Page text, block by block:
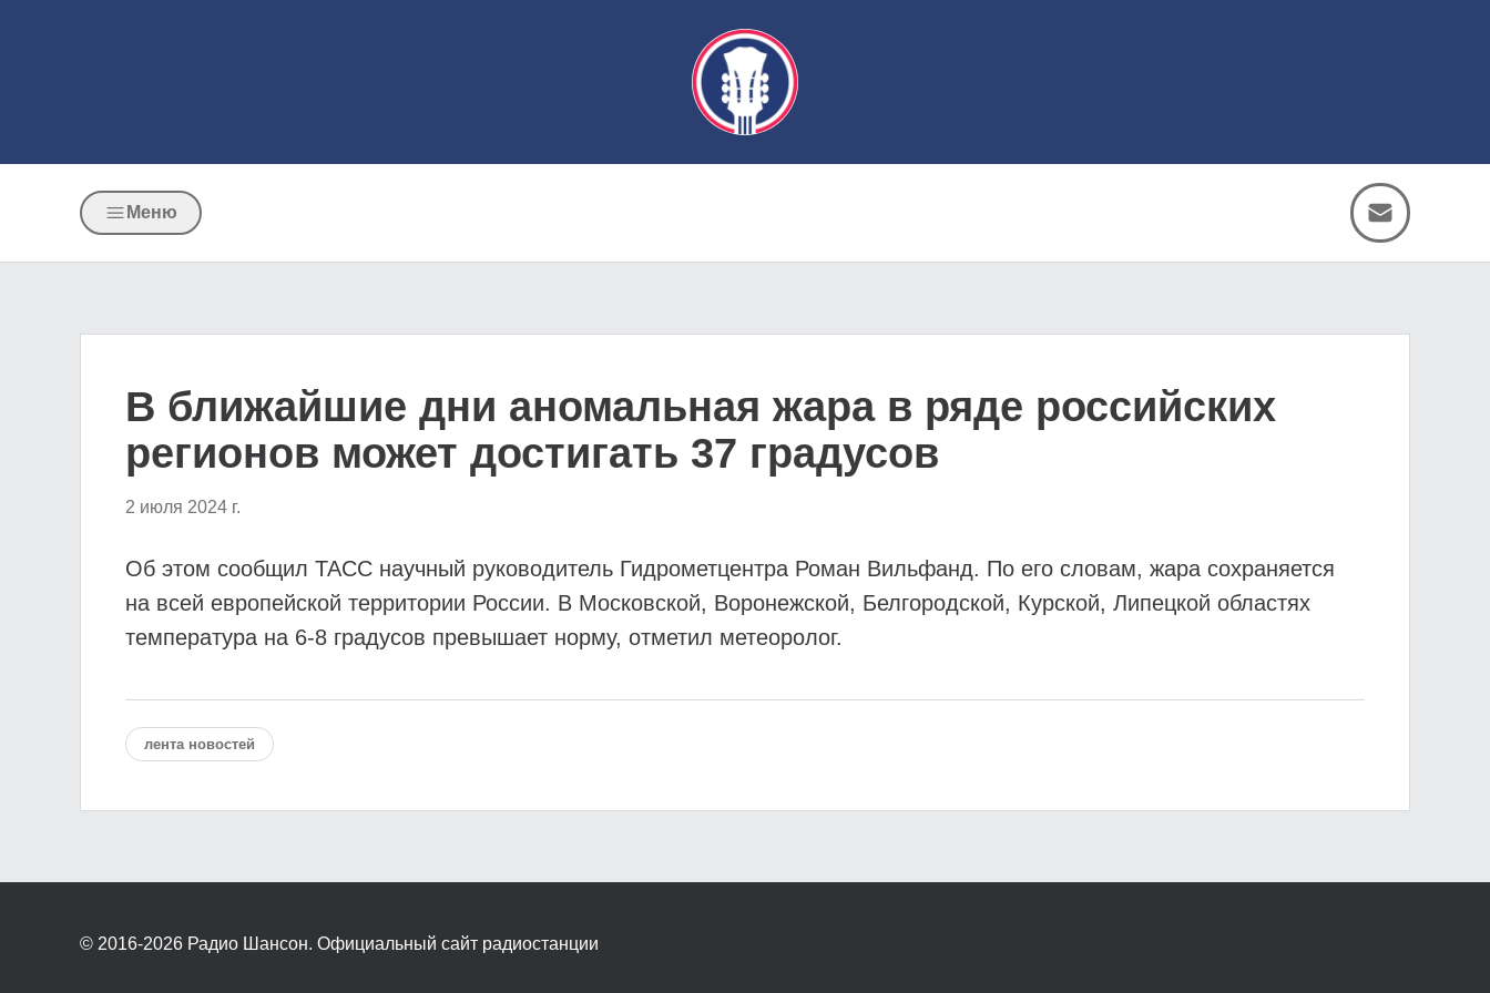
Меню
В ближайшие дни аномальная жара в ряде российских
регионов может достигать 37 градусов
2 июля 2024 г.
Об этом сообщил ТАСС научный руководитель Гидрометцентра Роман Вильфанд. По его словам, жара сохраняется
на всей европейской территории России. В Московской, Воронежской, Белгородской, Курской, Липецкой областях
температура на 6-8 градусов превышает норму, отметил метеоролог.
лента новостей
© 2016-2026 Радио Шансон. Официальный сайт радиостанции